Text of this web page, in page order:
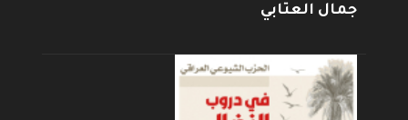
جمال العتابي